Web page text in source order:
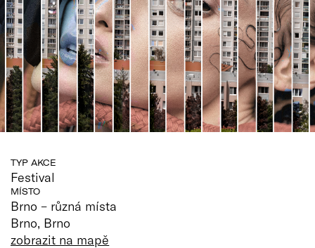
TYP AKCE
Festival
MÍSTO
Brno – různá místa
Brno, Brno
zobrazit na mapě